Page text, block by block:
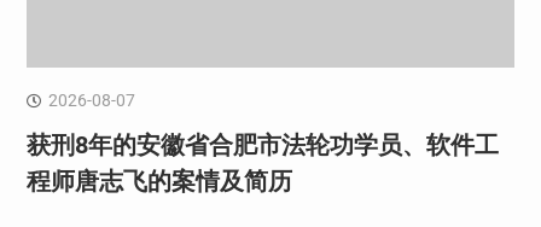
2026-08-07
获刑8年的安徽省合肥市法轮功学员、软件工
程师唐志飞的案情及简历